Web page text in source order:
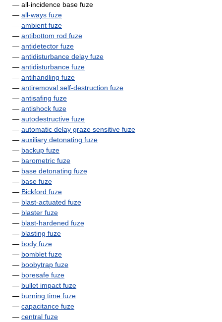
— all-incidence base fuze
— all-ways fuze
— ambient fuze
— antibottom rod fuze
— antidetector fuze
— antidisturbance delay fuze
— antidisturbance fuze
— antihandling fuze
— antiremoval self-destruction fuze
— antisafing fuze
— antishock fuze
— autodestructive fuze
— automatic delay graze sensitive fuze
— auxiliary detonating fuze
— backup fuze
— barometric fuze
— base detonating fuze
— base fuze
— Bickford fuze
— blast-actuated fuze
— blaster fuze
— blast-hardened fuze
— blasting fuze
— body fuze
— bomblet fuze
— boobytrap fuze
— boresafe fuze
— bullet impact fuze
— burning time fuze
— capacitance fuze
— central fuze